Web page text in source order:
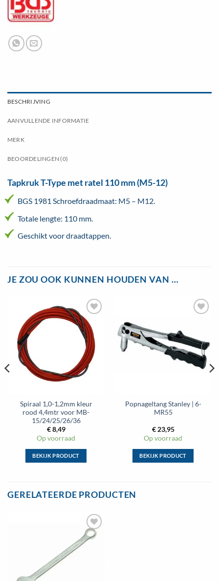
BESCHRIJVING
AANVULLENDE INFORMATIE
MERK
BEOORDELINGEN (0)
Tapkruk T-Type met ratel 110 mm (M5-12)
BGS 1981 Schroefdraadmaat: M5 – M12.
Totale lengte: 110 mm.
Geschikt voor draadtappen.
JE ZOU OOK KUNNEN HOUDEN VAN …
Spiraal 1,0-1,2mm kleur
rood 4,4mtr voor MB-
15/24/25/26/36
€8,49
Op voorraad
BEKIJK PRODUCT
meerdere
gekozen
worden
Popnageltang Stanley | 6-
MR55
€23,95
Op voorraad
BEKIJK PRODUCT
GERELATEERDE PRODUCTEN